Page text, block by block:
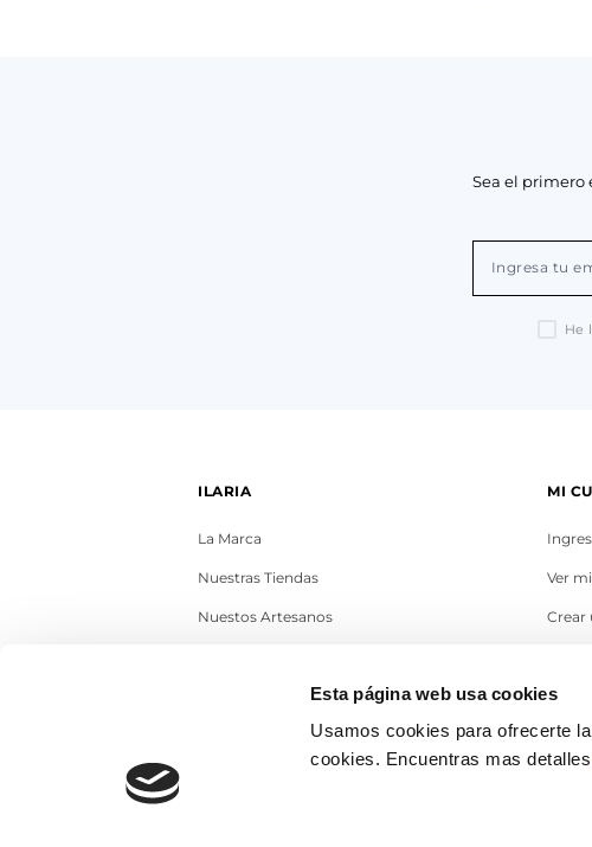
Esta página web usa cookies
Usamos cookies para ofrecerte
cookies. Encuentras mas detalles
Sea el primero
He
ILARIA
La Marca
Nuestras Tiendas
Nuestos Artesanos
Trabaja con nosotros
MI
Ver
Crear